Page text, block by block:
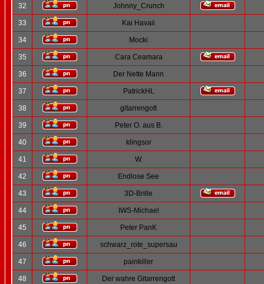
32 Johnny_Crunch
33 Kai Havaii
34 Mocki
35 Cara Ceamara
36 Der Nette Mann
37 PatrickHL
38 gitarrengott
39 Peter O. aus B.
40 klingsor
41 W.
42 Endlose See
43 3D-Brille
44 IWS-Michael
45 Peter PanK
46 schwarz_rote_supersau
47 painkiller
48 Der wahre Gitarrengott